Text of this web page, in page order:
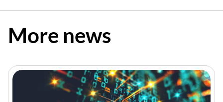
More news